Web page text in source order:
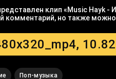
клип «Music Hayk -
комментарий, но также можно
Поп-музыка